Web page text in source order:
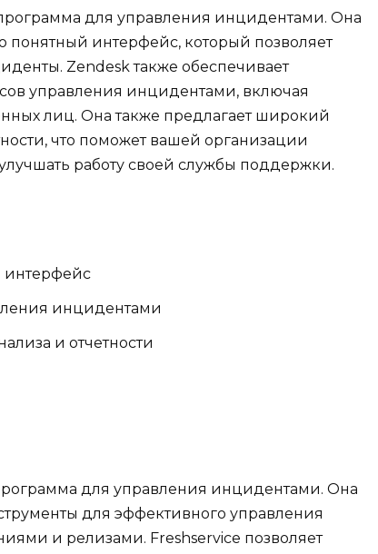
для управления инцидентами. Она
понятный интерфейс, который позволяет
Zendesk также обеспечивает
управления инцидентами, включая
лиц. Она также предлагает широкий
что поможет вашей организации
работу своей службы поддержки.
интерфейс
инцидентами
и отчетности
для управления инцидентами. Она
для эффективного управления
и релизами. Freshservice позволяет